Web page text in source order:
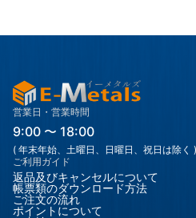
て広く利用されています。2️⃣ 基本
10^{-6} / ^\circ C$（非常に低い）(
撃温度差約 $160^\circ C$（急冷に
\sim 1.48$歪点約 $510^\circ C$3️⃣
衝撃性: 熱膨張が小さいため、急激
スクが少なく、ボイラーや高温流
す。抜群の化学的安定性: 水、酸、
い耐性を持ち、アルカリの溶出も極
析や医療用途での汚染を防ぎます。
高い透過率を持ち、液面計のフロー
営業日・営業時間
9:00 〜 18:00
( 年末年始、土曜日、日曜日、祝日は除く )
ご利用ガイド
返品及びキャンセルについて
帳票類のダウンロード方法
ご注文の流れ
ポイントについて